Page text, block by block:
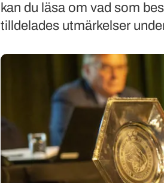
kan du läsa om vad som
tilldelades utmärkelser